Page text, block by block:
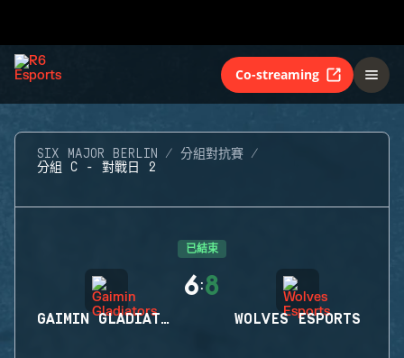
Co-streaming
SIX MAJOR BERLIN
分組對抗賽
分組 C - 對戰日 2
已結束
GAIMIN GLADIATORS
6:8
WOLVES ESPORTS